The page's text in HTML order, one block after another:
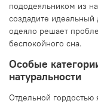
пододеяльником из
создадите идеальный
одеяло решает
беспокойного сна.
Особые
натуральности
Отдельной гордостью